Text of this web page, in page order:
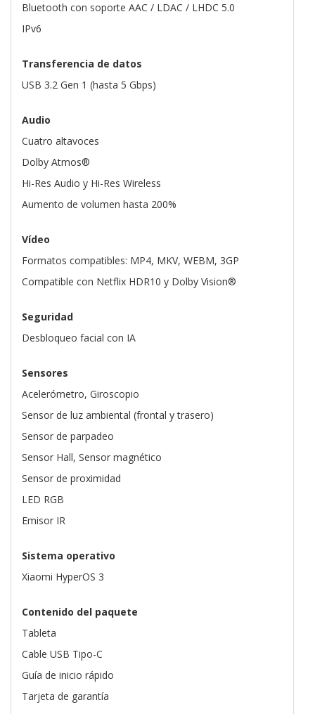
Bluetooth con soporte AAC / LDAC / LHDC 5.0
IPv6
Transferencia de datos
USB 3.2 Gen 1 (hasta 5 Gbps)
Audio
Cuatro altavoces
Dolby Atmos®
Hi-Res Audio y Hi-Res Wireless
Aumento de volumen hasta 200%
Vídeo
Formatos compatibles: MP4, MKV, WEBM, 3GP
Compatible con Netflix HDR10 y Dolby Vision®
Seguridad
Desbloqueo facial con IA
Sensores
Acelerómetro, Giroscopio
Sensor de luz ambiental (frontal y trasero)
Sensor de parpadeo
Sensor Hall, Sensor magnético
Sensor de proximidad
LED RGB
Emisor IR
Sistema operativo
Xiaomi HyperOS 3
Contenido del paquete
Tableta
Cable USB Tipo-C
Guía de inicio rápido
Tarjeta de garantía